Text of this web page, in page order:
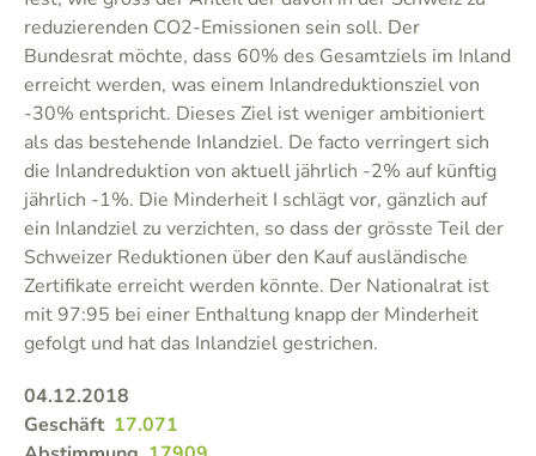
reduzierenden CO2-Emissionen sein soll. Der
Bundesrat möchte, dass 60% des Gesamtziels im Inland
erreicht werden, was einem Inlandreduktionsziel von
-30% entspricht. Dieses Ziel ist weniger ambitioniert
als das bestehende Inlandziel. De facto verringert sich
die Inlandreduktion von aktuell jährlich -2% auf künftig
jährlich -1%. Die Minderheit I schlägt vor, gänzlich auf
ein Inlandziel zu verzichten, so dass der grösste Teil der
Schweizer Reduktionen über den Kauf ausländische
Zertifikate erreicht werden könnte. Der Nationalrat ist
mit 97:95 bei einer Enthaltung knapp der Minderheit
gefolgt und hat das Inlandziel gestrichen.
04.12.2018
Geschäft 17.071